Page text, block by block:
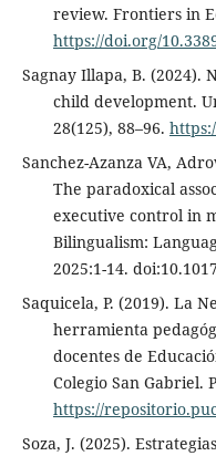
review. Frontiers in
https://doi.org/
Sagnay Illapa, B. (2024).
child development.
28(125), 88–96.
Sanchez-Azanza VA,
The paradoxical
executive control in
Bilingualism:
2025:1-14.
Saquicela, P. (2019). La
herramienta
docentes de
Colegio San Gabriel.
https://
Soza, J. (2025).